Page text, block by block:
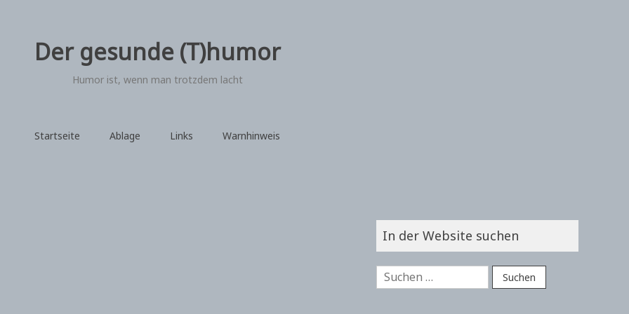
Der gesunde (T)humor
Humor ist, wenn man trotzdem lacht
Startseite Ablage Links Warnhinweis
In der Website suchen
Suchen
nach: